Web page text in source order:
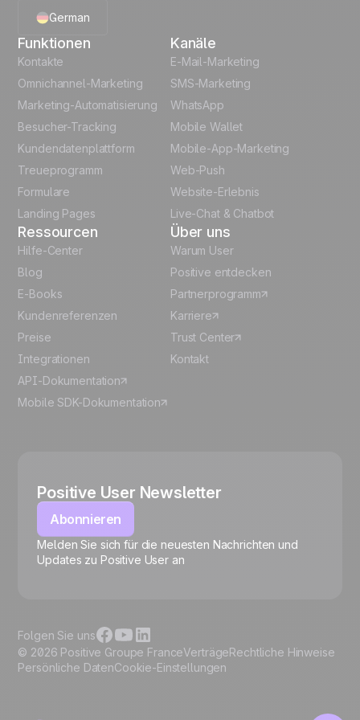
🍪
Cookies verwalten
German
English
Polish
Español
Funktionen
Kontakte
Omnichannel-Marketing
Marketing-Automatisierung
Besucher-Tracking
Kundendatenplattform
Treueprogramm
Formulare
Landing Pages
Kanäle
E-Mail-Marketing
SMS-Marketing
WhatsApp
Mobile Wallet
Mobile-App-Marketing
Web-Push
Website-Erlebnis
Live-Chat & Chatbot
Ressourcen
Hilfe-Center
Blog
E-Books
Kundenreferenzen
Preise
Integrationen
API-Dokumentation
Mobile SDK-Dokumentation
Über uns
Warum User
Positive entdecken
Partnerprogramm
Karriere
Trust Center
Kontakt
Positive User Newsletter
Abonnieren
Melden Sie sich für die neuesten Nachrichten und
Updates zu Positive User an
© 2026 Positive Groupe FranceVerträgeRechtliche Hinweise
Persönliche DatenCookie-Einstellungen
Folgen Sie uns